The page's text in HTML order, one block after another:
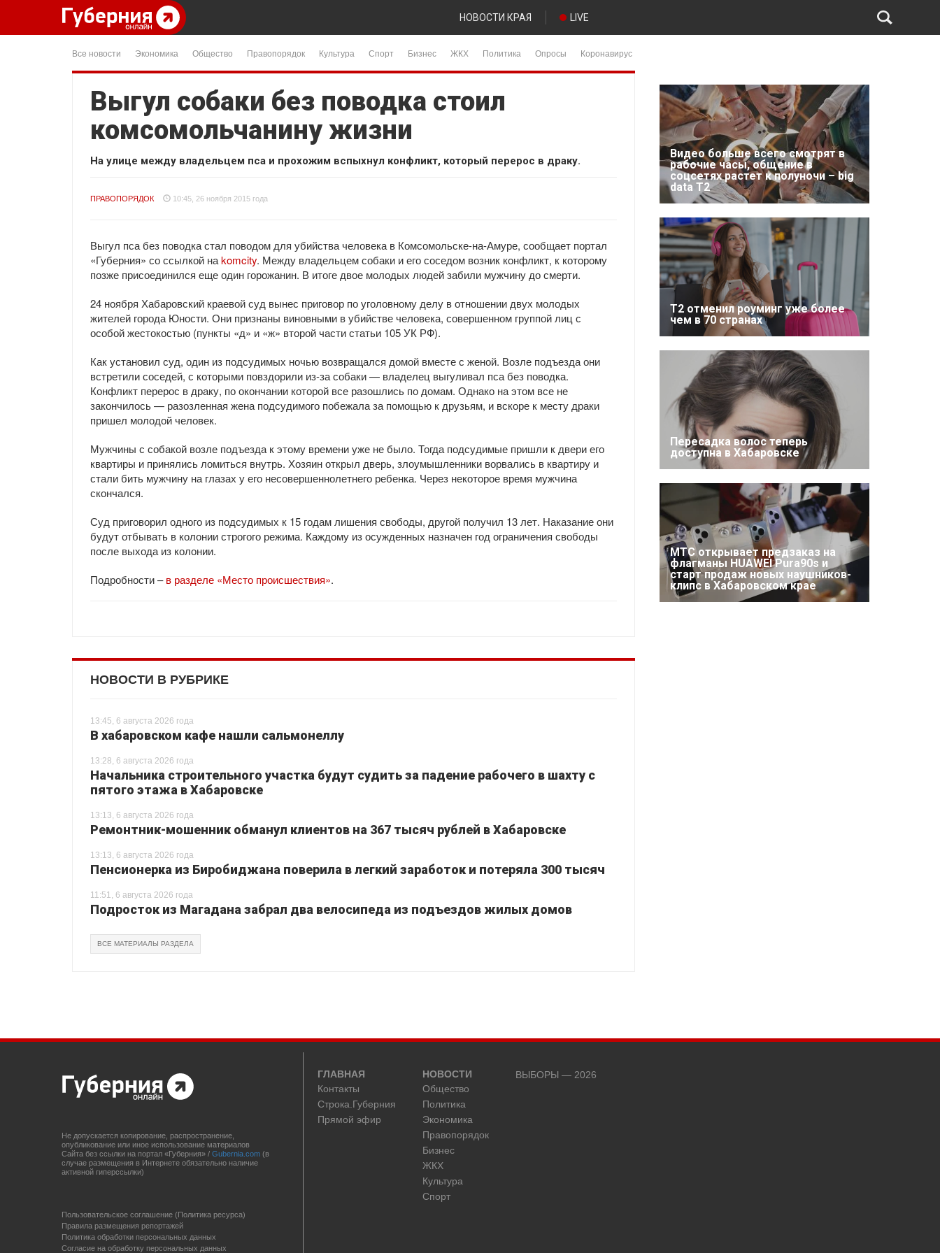
НОВОСТИ КРАЯ LIVE
Все новости Экономика Общество Правопорядок Культура Спорт Бизнес ЖКХ Политика Опросы Коронавирус
Выгул собаки без поводка стоил
комсомольчанину жизни
На улице между владельцем пса и прохожим вспыхнул конфликт, который перерос в драку.
ПРАВОПОРЯДОК 10:45, 26 ноября 2015 года
Выгул пса без поводка стал поводом для убийства человека в Комсомольске-на-Амуре, сообщает портал
«Губерния» со ссылкой наkomcity. Между владельцем собаки и его соседом возник конфликт, к которому
позже присоединился еще один горожанин. В итоге двое молодых людей забили мужчину до смерти.
24 ноября Хабаровский краевой суд вынес приговор по уголовному делу в отношении двух молодых
жителей города Юности. Они признаны виновными в убийстве человека, совершенном группой лиц с
особой жестокостью (пункты «д» и «ж» второй части статьи 105 УК РФ).
Как установил суд, один из подсудимых ночью возвращался домой вместе с женой. Возле подъезда они
встретили соседей, с которыми повздорили из-за собаки — владелец выгуливал пса без поводка.
Конфликт перерос в драку, по окончании которой все разошлись по домам. Однако на этом все не
закончилось — разозленная жена подсудимого побежала за помощью к друзьям, и вскоре к месту драки
пришел молодой человек.
Мужчины с собакой возле подъезда к этому времени уже не было. Тогда подсудимые пришли к двери его
квартиры и принялись ломиться внутрь. Хозяин открыл дверь, злоумышленники ворвались в квартиру и
стали бить мужчину на глазах у его несовершеннолетнего ребенка. Через некоторое время мужчина
скончался.
Суд приговорил одного из подсудимых к 15 годам лишения свободы, другой получил 13 лет. Наказание они
будут отбывать в колонии строгого режима. Каждому из осужденных назначен год ограничения свободы
после выхода из колонии.
Подробности –в разделе «Место происшествия».
НОВОСТИ В РУБРИКЕ
13:45, 6 августа 2026 года
В хабаровском кафе нашли сальмонеллу
13:28, 6 августа 2026 года
Начальника строительного участка будут судить за падение рабочего в шахту с
пятого этажа в Хабаровске
13:13, 6 августа 2026 года
Ремонтник-мошенник обманул клиентов на 367 тысяч рублей в Хабаровске
13:13, 6 августа 2026 года
Пенсионерка из Биробиджана поверила в легкий заработок и потеряла 300 тысяч
11:51, 6 августа 2026 года
Подросток из Магадана забрал два велосипеда из подъездов жилых домов
ВСЕ МАТЕРИАЛЫ РАЗДЕЛА
Видео больше всего смотрят в
рабочие часы, общение в
соцсетях растет к полуночи – big
data T2
Т2 отменил роуминг уже более
чем в 70 странах
Пересадка волос теперь
доступна в Хабаровске
МТС открывает предзаказ на
флагманы HUAWEI Pura90s и
старт продаж новых наушников-
клипс в Хабаровском крае
Не допускается копирование, распространение,
опубликование или иное использование материалов
Сайта без ссылки на портал «Губерния» / Gubernia.com (в
случае размещения в Интернете обязательно наличие
активной гиперссылки)
Пользовательское соглашение (Политика ресурса)
Правила размещения репортажей
Политика обработки персональных данных
Согласие на обработку персональных данных
ГЛАВНАЯ
Контакты
Строка.Губерния
Прямой эфир
НОВОСТИ
Общество
Политика
Экономика
Правопорядок
Бизнес
ЖКХ
Культура
Спорт
ВЫБОРЫ — 2026